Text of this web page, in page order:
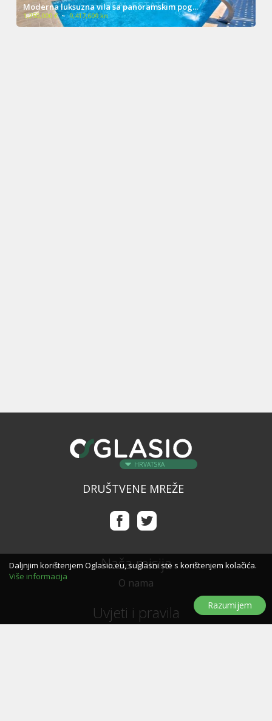
Moderna luksuzna vila sa panoramskim pog...
1,250,000 € ~ 9,417,609 kn
HRVATSKA
DRUŠTVENE MREŽE
Naša misija
O nama
Uvjeti i pravila
Daljnjim korištenjem Oglasio.eu, suglasni ste s korištenjem kolačića.
Više informacija
Razumijem